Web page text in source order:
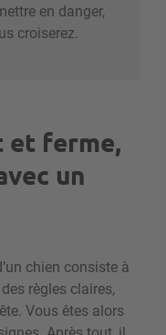
en danger,
croiserez.
et ferme,
un
chien consiste à
règles claires,
Vous êtes alors